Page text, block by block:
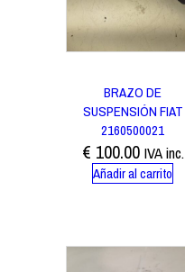
BRAZO DE
SUSPENSIÓN FIAT
2160500021
€ 100.00 IVA inc.
Añadir al carrito